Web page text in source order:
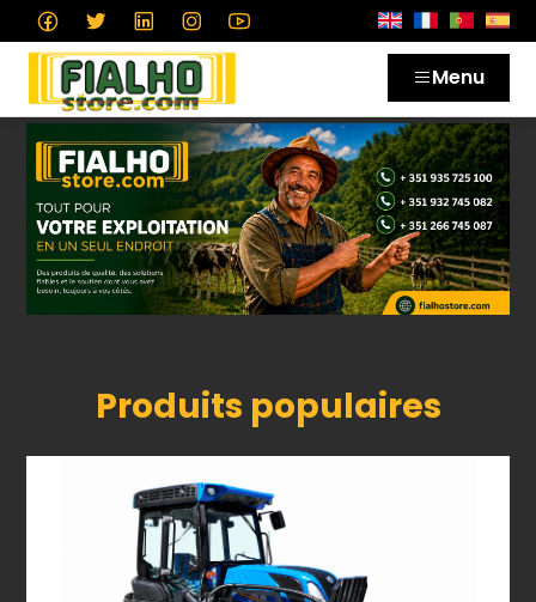
Menu
Produits populaires